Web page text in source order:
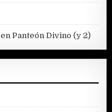
enPanteón Divino (y 2)